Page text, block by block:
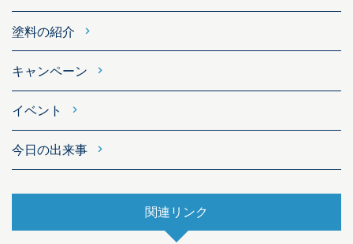
塗料の紹介
キャンペーン
イベント
今日の出来事
関連リンク